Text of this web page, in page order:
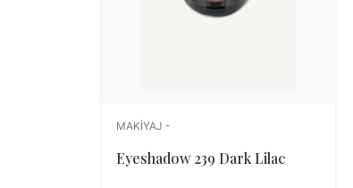
MAKIYAJ -
Eyeshadow 239 Dark Lilac